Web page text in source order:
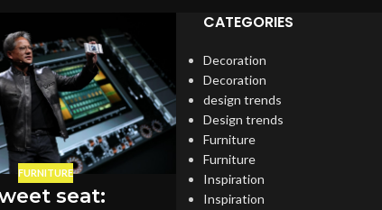
FURNITURE
seat:
CATEGORIES
Decoration
Decoration
design trends
Design trends
Furniture
Furniture
Inspiration
Inspiration